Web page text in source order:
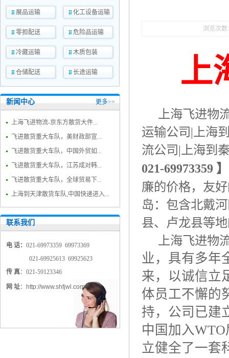
展品运输 化工设备运输
零担配送 危险品运输
冷藏运输 木质包装
仓储配送 长途运输
新闻中心 更多>>
上海飞进物流-京东方散货大件...
飞进散货重大车队，美财政部宣...
飞进散货重大车队，中国外贸如...
飞进散货重大车队，江苏成对韩...
飞进散货重大车队，全球贸易下...
上海到天津散货车队,中国快递进入...
联系我们
电 话： 021-69973359 69973369
021-69925613 69925623
传 真：021-59123346
网 址： http://www.shfjwl.com
浏览次数
上
上海飞进物
运输公司| 上海
流公司| 上海到
021-69973359 】
廉的价格，友
岛：包含北戴
县、卢龙县等
上海飞进物
业，具有多年
来，以诚信立
体员工不懈的
持，公司已建
中国加入WTO
立健全了一套